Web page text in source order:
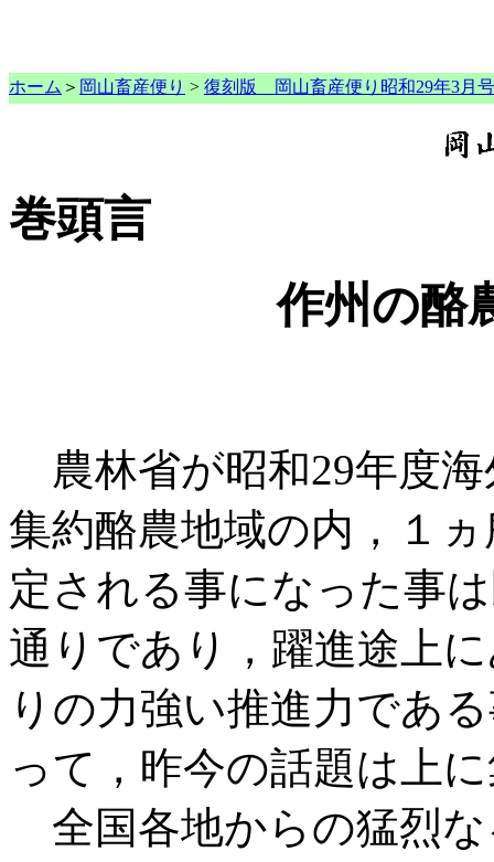
ホーム ＞ 岡山畜産便り > 復刻版 岡山畜産便り昭和29年3月号
巻頭言
作州の酪
農林省が昭和29年度
集約酪農地域の内，１
定される事になった事
通りであり，躍進途上
りの力強い推進力であ
って，昨今の話題は上
全国各地からの猛烈